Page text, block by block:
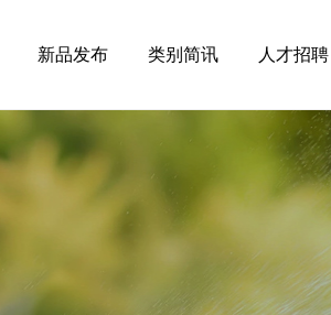
新品发布 类别简讯 人才招聘